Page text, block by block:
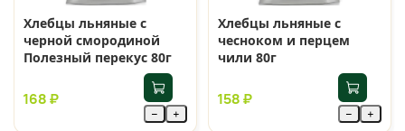
Хлебцы льняные с
черной смородиной
Полезный перекус 80г
168 ₽
− +
Хлебцы льняные с
чесноком и перцем
чили 80г
158 ₽
− +